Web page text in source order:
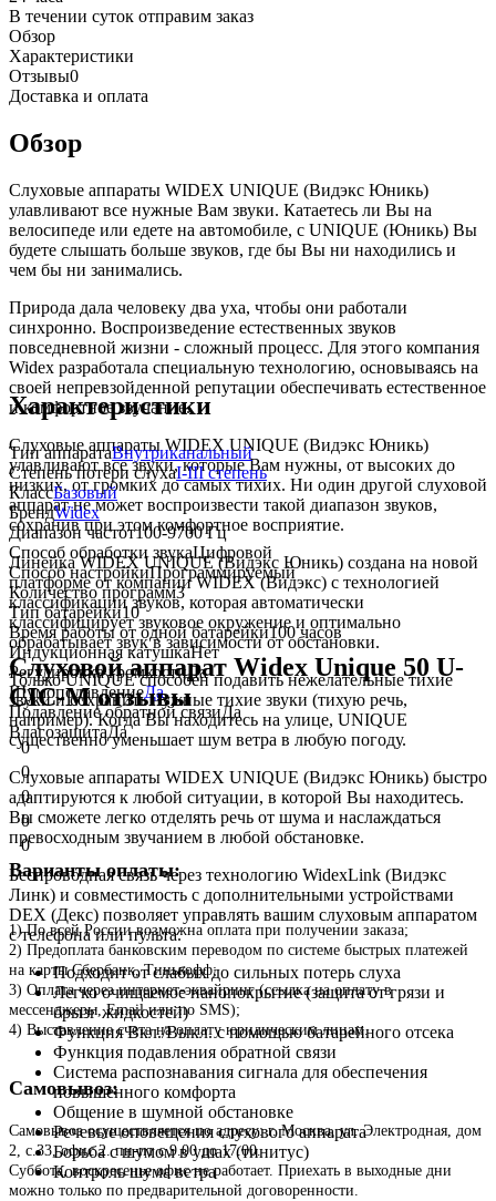
В течении суток отправим заказ
Обзор
Характеристики
Отзывы0
Доставка и оплата
Обзор
Слуховые аппараты WIDEX UNIQUE (Видэкс Юникь)
улавливают все нужные Вам звуки. Катаетесь ли Вы на
велосипеде или едете на автомобиле, с UNIQUE (Юникь) Вы
будете слышать больше звуков, где бы Вы ни находились и
чем бы ни занимались.
Природа дала человеку два уха, чтобы они работали
синхронно. Воспроизведение естественных звуков
повседневной жизни - сложный процесс. Для этого компания
Widex разработала специальную технологию, основываясь на
своей непревзойденной репутации обеспечивать естественное
и комфортное звучание.
Слуховые аппараты WIDEX UNIQUE (Видэкс Юникь)
улавливают все звуки, которые Вам нужны, от высоких до
низких, от громких до самых тихих. Ни один другой слуховой
аппарат не может воспроизвести такой диапазон звуков,
сохранив при этом комфортное восприятие.
Линейка WIDEX UNIQUE (Видэкс Юникь) создана на новой
платформе от компании WIDEX (Видэкс) с технологией
классификации звуков, которая автоматически
классифицирует звуковое окружение и оптимально
обрабатывает звук в зависимости от обстановки.
Только UNIQUE способен подавить нежелательные тихие
звуки и сохранить нужные тихие звуки (тихую речь,
например). Когда Вы находитесь на улице, UNIQUE
существенно уменьшает шум ветра в любую погоду.
Слуховые аппараты WIDEX UNIQUE (Видэкс Юникь) быстро
адаптируются к любой ситуации, в которой Вы находитесь.
Вы сможете легко отделять речь от шума и наслаждаться
превосходным звучанием в любой обстановке.
Беспроводная связь через технологию WidexLink (Видэкс
Линк) и совместимость с дополнительными устройствами
DEX (Декс) позволяет управлять вашим слуховым аппаратом
с телефона или пульта.
Подходит от слабых до сильных потерь слуха
Легко очищаемое нанопокрытие (защита от грязи и
брызг жидкостей)
Функция Вкл./Выкл. с помощью батарейного отсека
Функция подавления обратной связи
Система распознавания сигнала для обеспечения
повышенного комфорта
Общение в шумной обстановке
Речевые оповещения слухового аппарата
Борьба с шумом в ушах (тинитус)
Контроль шума ветра
Характеристики
Тип аппаратаВнутриканальный
Степень потери слухаI-III степень
КлассБазовый
БрендWidex
Диапазон частот100-9700 Гц
Способ обработки звукаЦифровой
Способ настройкиПрограммируемый
Количество программ3
Тип батарейки10
Время работы от одной батарейки100 часов
Индукционная катушкаНет
Регулировка громкостиДа
ШумоподавлениеДа
Подавление обратной связиДа
ВлагозащитаДа
Слуховой аппарат Widex Unique 50 U-
CIC-M отзывы
0
0
0
0
0
Варианты оплаты:
1) По всей России возможна оплата при получении заказа;
2) Предоплата банковским переводом по системе быстрых платежей
на карты Сбербанк, Тинькофф;
3) Оплата через интернет-эквайринг (ссылка на оплату в
мессенджеры, Email или по SMS);
4) Выставление счета на оплату юридическим лицам.
Самовывоз:
Самовывоз осуществляется по адресу: г. Москва, ул. Электродная, дом
2, с.33, офис 2. пн-пт с 9.00 до 17.00.
Суббота, воскресенье офис не работает. Приехать в выходные дни
можно только по предварительной договоренности.